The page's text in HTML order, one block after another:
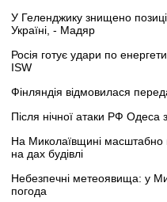
У Геленджику знищено
Україні, - Мадяр
Росія готує удари по
ISW
Фінляндія відмовилася
Після нічної атаки РФ Одеса
На Миколаївщині масштабно
на дах будівлі
Небезпечні метеоявища: у
погода